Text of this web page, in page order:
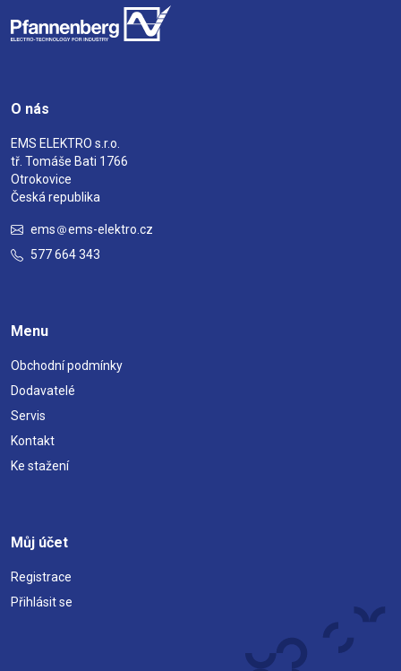
O nás
EMS ELEKTRO s.r.o.
tř. Tomáše Bati 1766
Otrokovice
Česká republika
ems
ems-elektro.cz
577 664 343
Menu
Obchodní podmínky
Dodavatelé
Servis
Kontakt
Ke stažení
Můj účet
Registrace
Přihlásit se